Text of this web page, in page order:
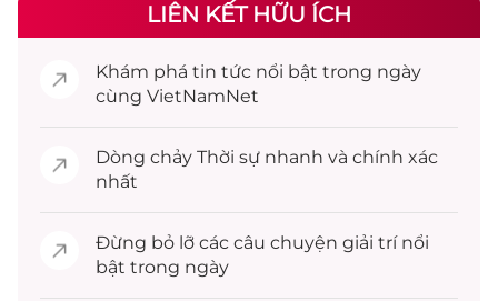
LIÊN KẾT HỮU ÍCH
Khám phá tin tức nổi bật trong ngày
cùng VietNamNet
Dòng chảy Thời sự nhanh và chính xác
nhất
Đừng bỏ lỡ các câu chuyện giải trínổi
bật trong ngày